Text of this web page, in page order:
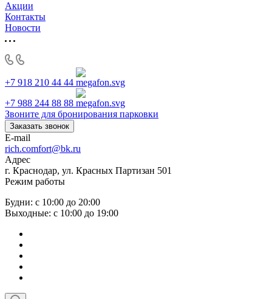
Акции
Контакты
Новости
+7 918 210 44 44
+7 988 244 88 88
Звоните для бронирования парковки
Заказать звонок
E-mail
rich.comfort@bk.ru
Адрес
г. Краснодар, ул. Красных Партизан 501
Режим работы
Будни: с 10:00 до 20:00
Выходные: с 10:00 до 19:00